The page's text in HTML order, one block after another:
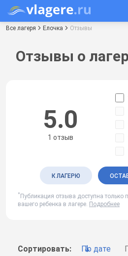
Все лагеря Елочка Отзывы
Отзывы о
Сортировать: По дате
5.0
1 отзыв
К ЛАГЕРЮ
* Публикация отзыва доступна только
вашего ребенка в лагере. Подробнее